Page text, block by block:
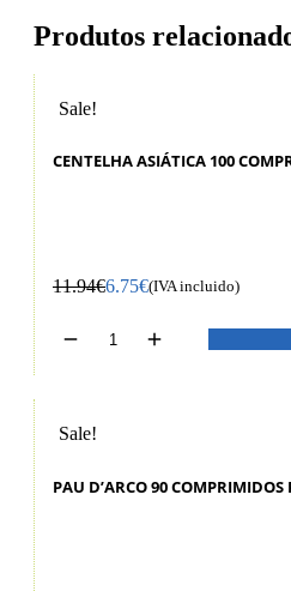
Produtos
Sale!
CENTELHA ASIÁTICA 100
11.94€6.75€(IVA incluido)
Sale!
PAU D’ARCO 90 COMPRIMIDOS